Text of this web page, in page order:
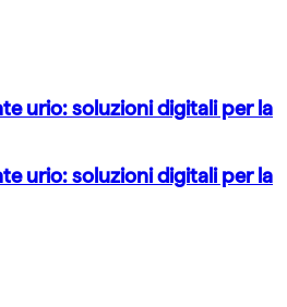
urio: soluzioni digitali per la
urio: soluzioni digitali per la